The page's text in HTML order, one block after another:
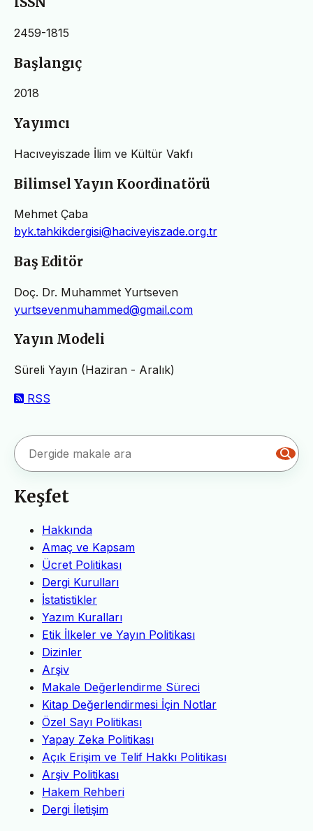
2459-1815
Başlangıç
2018
Yayımcı
Hacıveyiszade İlim ve Kültür Vakfı
Bilimsel Yayın Koordinatörü
Mehmet Çaba
byk.tahkikdergisi@haciveyiszade.org.tr
Baş Editör
Doç. Dr. Muhammet Yurtseven
yurtsevenmuhammed@gmail.com
Yayın Modeli
Süreli Yayın (Haziran - Aralık)
RSS
Keşfet
Hakkında
Amaç ve Kapsam
Ücret Politikası
Dergi Kurulları
İstatistikler
Yazım Kuralları
Etik İlkeler ve Yayın Politikası
Dizinler
Arşiv
Makale Değerlendirme Süreci
Kitap Değerlendirmesi İçin Notlar
Özel Sayı Politikası
Yapay Zeka Politikası
Açık Erişim ve Telif Hakkı Politikası
Arşiv Politikası
Hakem Rehberi
Dergi İletişim